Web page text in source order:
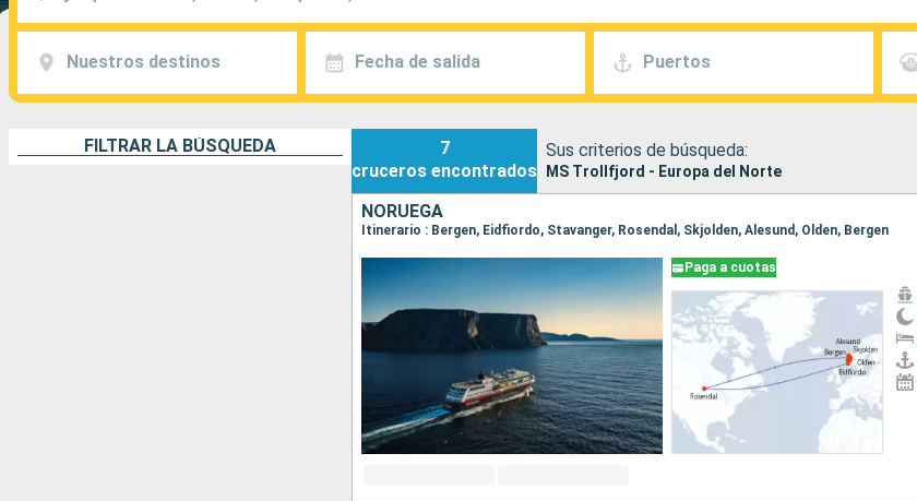
Nuestros destinos Fecha de salida Puertos
FILTRAR LA BÚSQUEDA
7
cruceros encontrados
Sus criterios de búsqueda:
MS Trollfjord - Europa del Norte
NORUEGA
Itinerario : Bergen, Eidfiordo, Stavanger, Rosendal, Skjolden, Alesund, Olden, Bergen
Paga a cuotas